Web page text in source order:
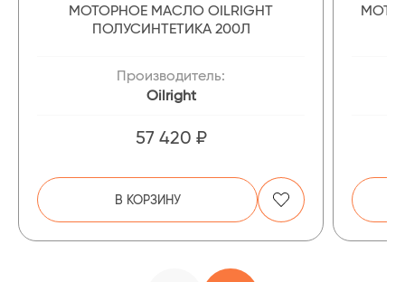
МОТОРНОЕ МАСЛО OILRIGHT
ПОЛУСИНТЕТИКА 200Л
Производитель:
Oilright
57 420 ₽
В КОРЗИНУ